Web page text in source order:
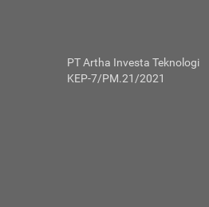
Mulai
kembali ideal.
utang
PT Artha Investa Teknologi
KEP-7/PM.21/2021